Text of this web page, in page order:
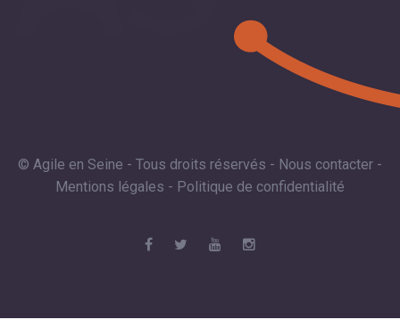
© Agile en Seine - Tous droits réservés - Nous contacter -
Mentions légales - Politique de confidentialité